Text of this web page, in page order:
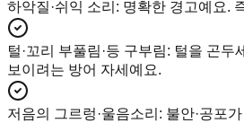
하악질·쉬익 소리 : 명확한 경고예요.
털·꼬리 부풀림·등 구부림: 털을 곤두
보이려는 방어 자세예요.
저음의 그르렁·울음소리 : 불안·공포